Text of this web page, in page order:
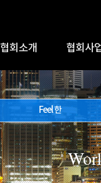
협회소개 협회사
Feel 한